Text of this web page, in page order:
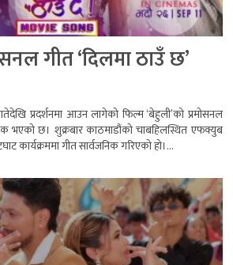
गीत ‘दिलमा ठाउँ छ’
प्रदर्शनमा आउन लागेको फिल्म ‘बेहुली’को प्रमोसनल
भएको छ। शुक्रबार काठमाडौंको चाबहिलस्थित एफक्युब
कार्यक्रममा गीत सार्वजनिक गरिएको हो।...